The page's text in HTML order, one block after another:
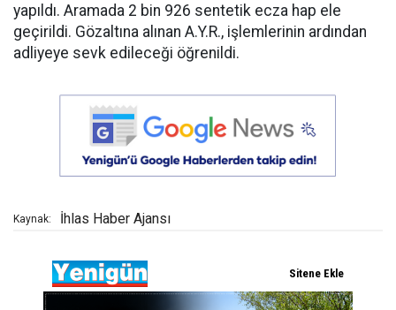
yapıldı. Aramada 2 bin 926 sentetik ecza hap ele
geçirildi. Gözaltına alınan A.Y.R., işlemlerinin ardından
adliyeye sevk edileceği öğrenildi.
Kaynak: İhlas Haber Ajansı